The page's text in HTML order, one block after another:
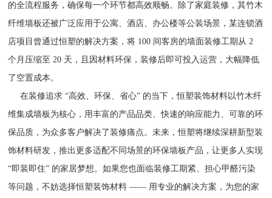
的全流程服务，确保每一个环节都高效顺畅。除了家庭装修，其竹木
纤维墙板还被广泛应用于公寓、酒店、办公楼等公装场景，某连锁酒
店项目曾通过恒塑的解决方案，将 100 间客房的墙面装修工期从 2
个月压缩至 20 天，且因材料环保，装修后即可投入运营，大幅降低
了空置成本。​
在装修追求 “高效、环保、省心” 的当下，恒塑装饰材料以竹木纤
维集成墙板为核心，用丰富的产品品类、快速的响应能力、可靠的环
保品质，为众多客户解决了装修痛点。未来，恒塑将继续深耕新型装
饰材料研发，推出更多适配不同场景的环保墙板产品，让更多人实现
“即装即住” 的家居梦想。如果您也面临装修工期紧、担心甲醛污染
等问题，不妨选择恒塑装饰材料 —— 用专业的解决方案，为您的家